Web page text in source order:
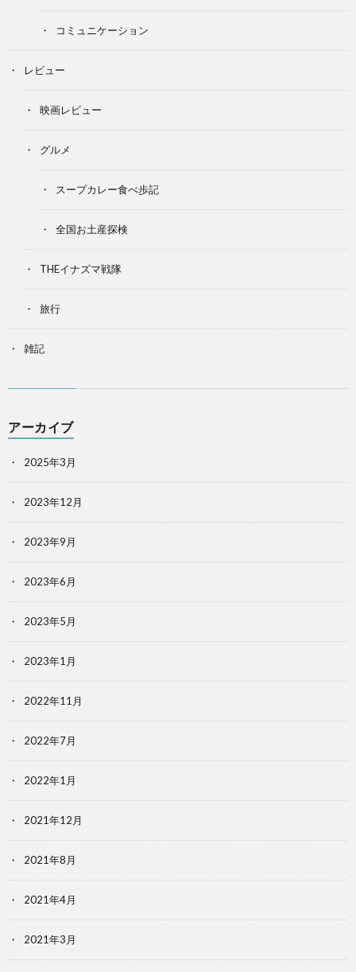
コミュニケーション
レビュー
映画レビュー
グルメ
スープカレー食べ歩記
全国お土産探検
THEイナズマ戦隊
旅行
雑記
アーカイブ
2025年3月
2023年12月
2023年9月
2023年6月
2023年5月
2023年1月
2022年11月
2022年7月
2022年1月
2021年12月
2021年8月
2021年4月
2021年3月